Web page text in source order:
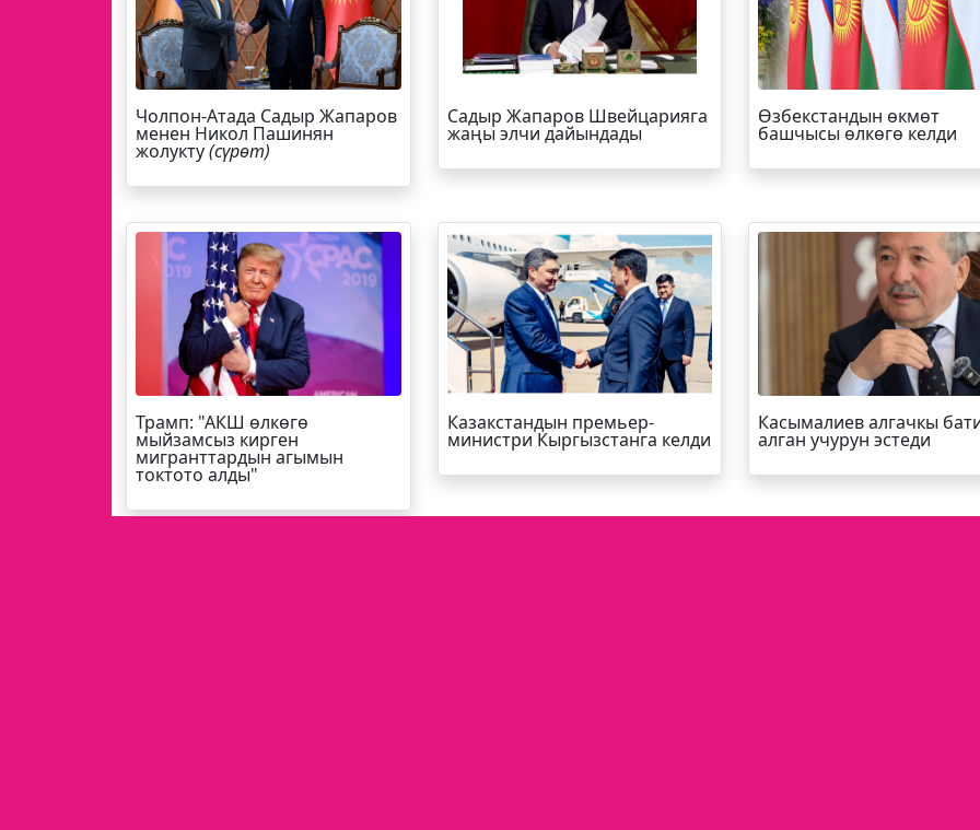
Чолпон-Атада Садыр Жапаров
менен Никол Пашинян
жолукту(сүрөт)
Садыр Жапаров Швейцарияга
жаңы элчи дайындады
Өзбекстандын өкмөт
башчысы өлкөгө келди
Трамп: "АКШ өлкөгө
мыйзамсыз кирген
мигранттардын агымын
токтото алды"
Казакстандын премьер-
министри Кыргызстанга келди
Касымалиев алгачкы
алган учурун эстеди